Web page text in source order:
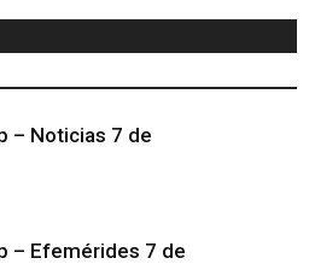
– Noticias 7 de
– Efemérides 7 de